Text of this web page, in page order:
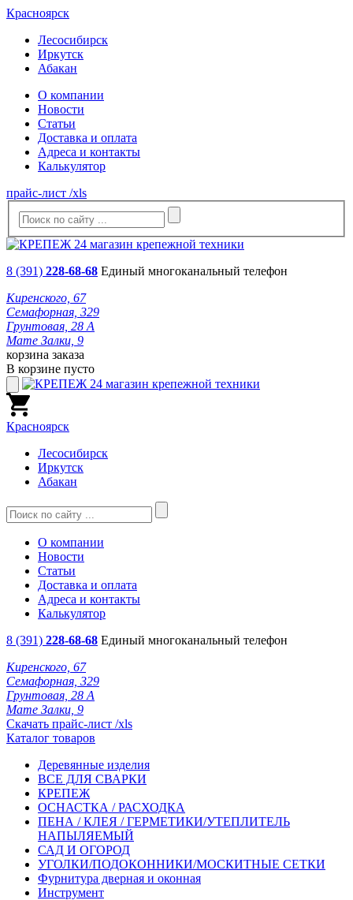
Красноярск
Лесосибирск
Иркутск
Абакан
О компании
Новости
Статьи
Доставка и оплата
Адреса и контакты
Калькулятор
прайс-лист /xls
8 (391) 228-68-68 Единый многоканальный телефон
Киренского, 67
Семафорная, 329
Грунтовая, 28 А
Мате Залки, 9
корзина заказа
В корзине пусто
Красноярск
Лесосибирск
Иркутск
Абакан
О компании
Новости
Статьи
Доставка и оплата
Адреса и контакты
Калькулятор
8 (391) 228-68-68 Единый многоканальный телефон
Киренского, 67
Семафорная, 329
Грунтовая, 28 А
Мате Залки, 9
Скачать прайс-лист /xls
Каталог товаров
Деревянные изделия
ВСЕ ДЛЯ СВАРКИ
КРЕПЕЖ
ОСНАСТКА / РАСХОДКА
ПЕНА / КЛЕЯ / ГЕРМЕТИКИ/УТЕПЛИТЕЛЬ
НАПЫЛЯЕМЫЙ
САД И ОГОРОД
УГОЛКИ/ПОДОКОННИКИ/МОСКИТНЫЕ СЕТКИ
Фурнитура дверная и оконная
Инструмент